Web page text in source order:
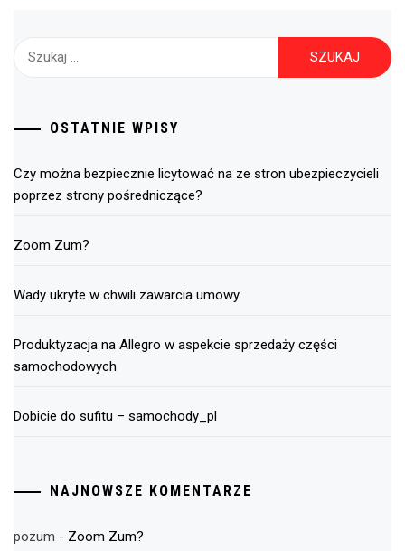
Szukaj:
OSTATNIE WPISY
Czy można bezpiecznie licytować na ze stron ubezpieczycieli
poprzez strony pośredniczące?
Zoom Zum?
Wady ukryte w chwili zawarcia umowy
Produktyzacja na Allegro w aspekcie sprzedaży części
samochodowych
Dobicie do sufitu – samochody_pl
NAJNOWSZE KOMENTARZE
pozum - Zoom Zum?